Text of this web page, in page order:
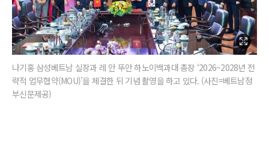
나기홍 삼성베트남 실장과 레 안 뚜안 하노이백과대 총장 ‘2026~2028년 전
략적 업무협약(MOU)’을 체결한 뒤 기념 촬영을 하고 있다. (사진=베트남정
부신문제공)